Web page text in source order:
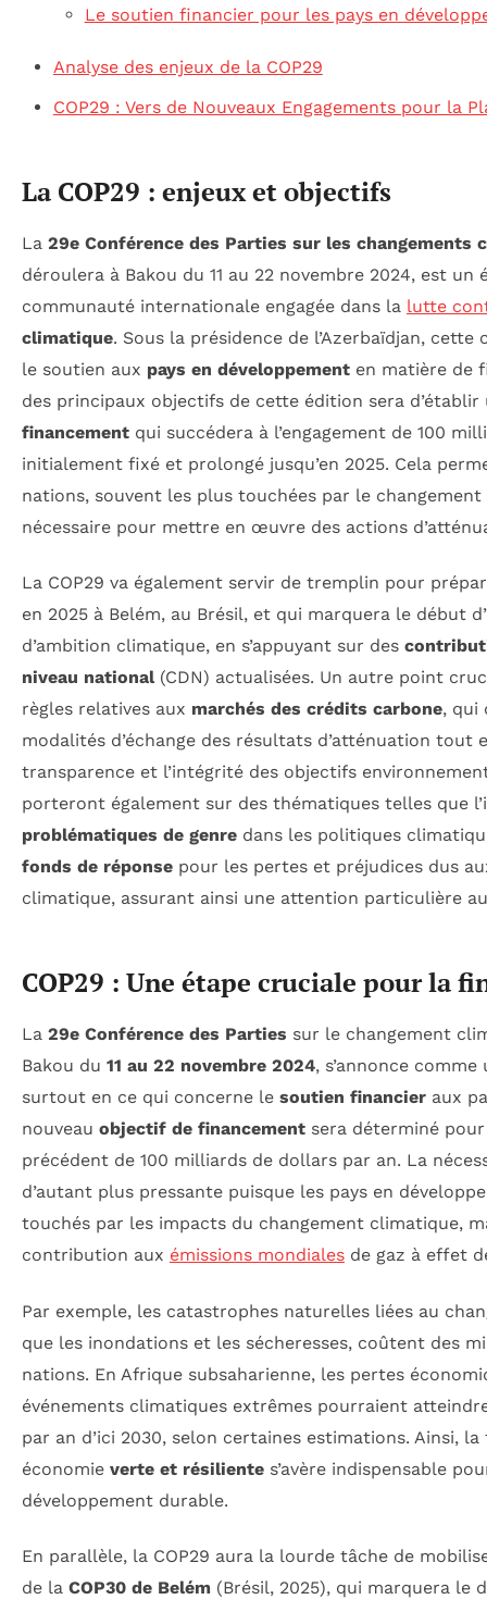
Le soutien financier pour les pays en
Analyse des enjeux de la COP29
COP29 : Vers de Nouveaux Engagements pour la
La COP29 : enjeux et objectifs
La 29e Conférence des Parties sur les changements
déroulera à Bakou du 11 au 22 novembre 2024, est un
communauté internationale engagée dans la lutte
climatique. Sous la présidence de l’Azerbaïdjan,
le soutien aux pays en développement en matière de
des principaux objectifs de cette édition sera
financement qui succédera à l’engagement de 100
initialement fixé et prolongé jusqu’en 2025. Cela
nations, souvent les plus touchées par le changement
nécessaire pour mettre en œuvre des actions
La COP29 va également servir de tremplin pour
en 2025 à Belém, au Brésil, et qui marquera le début
d’ambition climatique, en s’appuyant sur des
niveau national(CDN) actualisées. Un autre point
règles relatives aux marchés des crédits carbone, qui
modalités d’échange des résultats d’atténuation tout
transparence et l’intégrité des objectifs
porteront également sur des thématiques telles que
problématiques de genre dans les politiques
fonds de réponse pour les pertes et préjudices dus
climatique, assurant ainsi une attention particulière
COP29 : Une étape cruciale pour la
La 29e Conférence des Parties sur le changement
Bakou du 11 au 22 novembre 2024, s’annonce
surtout en ce qui concerne le soutien financier aux
nouveau objectif de financement sera déterminé pour
précédent de 100 milliards de dollars par an. La
d’autant plus pressante puisque les pays en
touchés par les impacts du changement climatique,
contribution aux émissions mondiales de gaz à effet
Par exemple, les catastrophes naturelles liées au
que les inondations et les sécheresses, coûtent des
nations. En Afrique subsaharienne, les pertes
événements climatiques extrêmes pourraient
par an d’ici 2030, selon certaines estimations. Ainsi,
économie verte et résiliente s’avère indispensable
développement durable.
En parallèle, la COP29 aura la lourde tâche de
de la COP30 de Belém (Brésil, 2025), qui marquera le